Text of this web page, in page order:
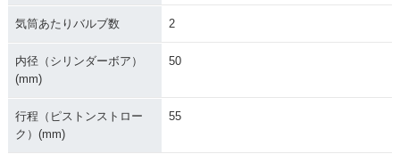
気筒あたりバルブ数 2
内径（シリンダーボア）
(mm)
50
行程（ピストンストロー
ク）(mm)
55